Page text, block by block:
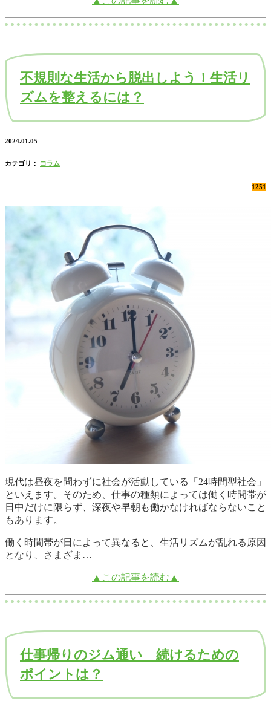
不規則な生活から脱出しよう！生活リ
ズムを整えるには？
2024.01.05
カテゴリ： コラム
1251
現代は昼夜を問わずに社会が活動している「24時間型社会」
といえます。そのため、仕事の種類によっては働く時間帯が
日中だけに限らず、深夜や早朝も働かなければならないこと
もあります。
働く時間帯が日によって異なると、生活リズムが乱れる原因
となり、さまざま…
▲この記事を読む▲
仕事帰りのジム通い 続けるための
ポイントは？